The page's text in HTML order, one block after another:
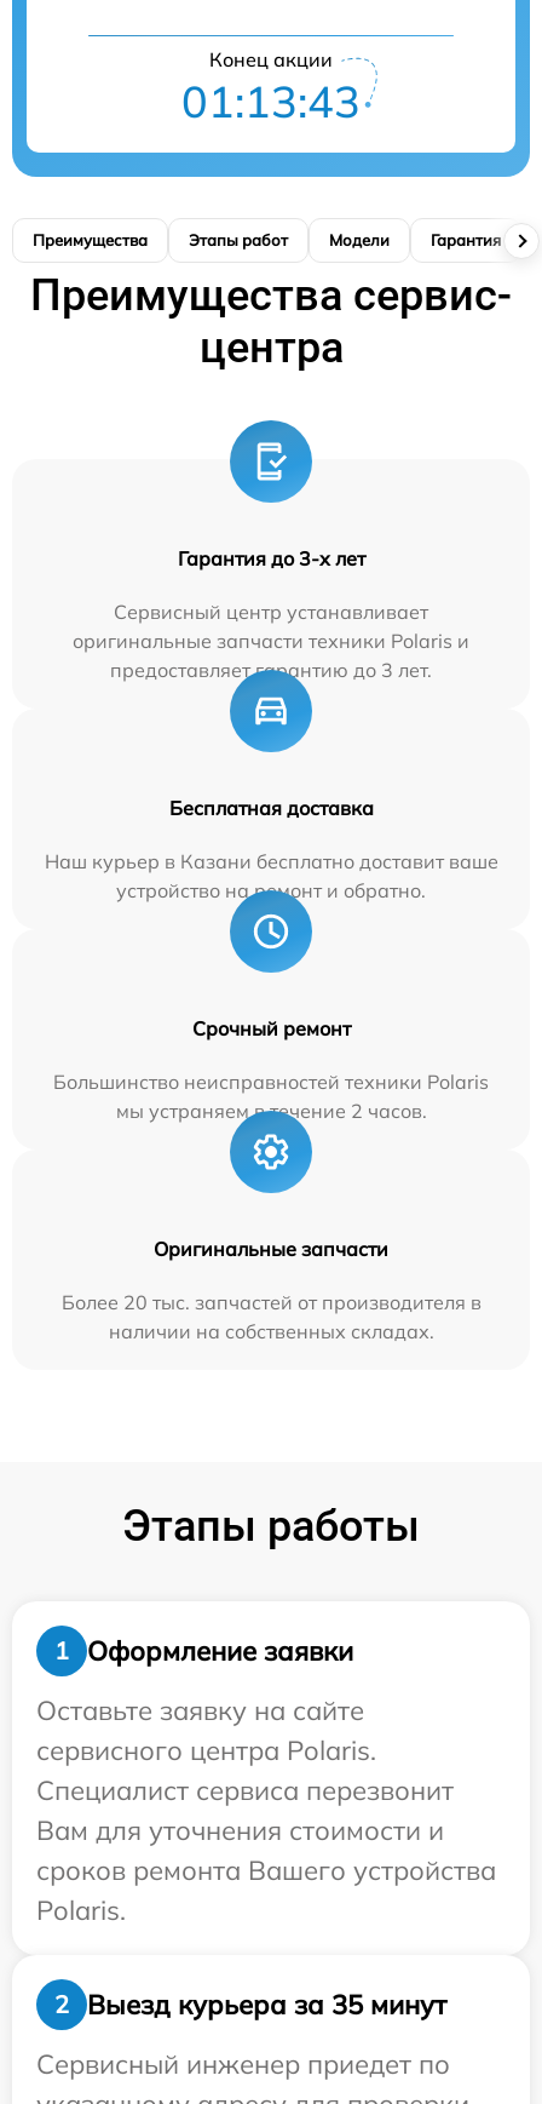
Конец акции
01:13:42
Преимущества Этапы работ Модели Гарантия
Преимущества сервис-
центра
Гарантия до 3-х лет
Сервисный центр устанавливает
оригинальные запчасти техники Polaris и
предоставляет гарантию до 3 лет.
Бесплатная доставка
Наш курьер в Казани бесплатно доставит ваше
устройство на ремонт и обратно.
Срочный ремонт
Большинство неисправностей техники Polaris
мы устраняем в течение 2 часов.
Оригинальные запчасти
Более 20 тыс. запчастей от производителя в
наличии на собственных складах.
Этапы работы
1
Оформление заявки
Оставьте заявку на сайте
сервисного центра Polaris.
Специалист сервиса перезвонит
Вам для уточнения стоимости и
сроков ремонта Вашего устройства
Polaris.
2
Выезд курьера за 35 минут
Сервисный инженер приедет по